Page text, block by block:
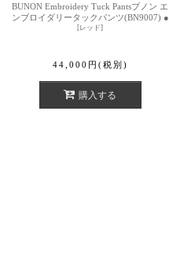
BUNON Embroidery Tuck Pantsブノン エ
ンブロイダリータックパンツ(BN9007) ●
[レッド]
44,000 円 (税別)
購入する